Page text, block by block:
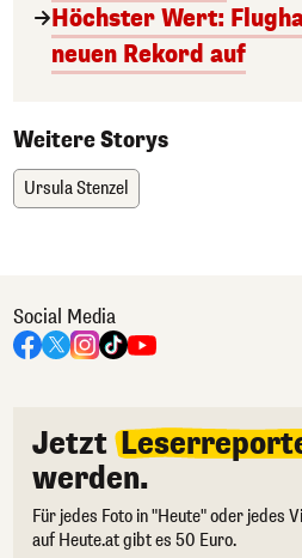
Höchster Wert:
neuen Rekord auf
Weitere Storys
Ursula Stenzel
Social Media
Jetzt
werden.
Für jedes Foto in "Heute" oder jedes
auf Heute.at gibt es 50 Euro.